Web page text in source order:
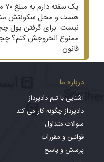
هست و محل سکونتش
نیست. برای گرفتن پول
ممنوع الخروجش کنم؟
قانون...
درباره ما
آشنایی با تیم دادپرداز
دادپرداز چگونه کار می کند
سوالات متداول
قوانین و مقررات
پرسش و پاسخ